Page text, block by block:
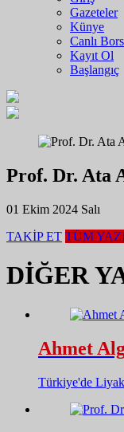
Gazeteler
Künye
Canlı
Kayıt Ol
Başlangıç
Prof. Dr. Ata
01 Ekim 2024 Salı
TAKİP ET TÜM
DİĞER
Ahmet
Türkiye'de